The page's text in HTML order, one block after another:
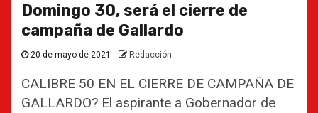
Domingo 30, será el cierre de
campaña de Gallardo
20 de mayo de 2021 Redacción
CALIBRE 50 EN EL CIERRE DE CAMPAÑA DE
GALLARDO? El aspirante a Gobernador de